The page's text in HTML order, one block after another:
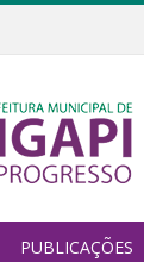
PUBLICAÇÕES